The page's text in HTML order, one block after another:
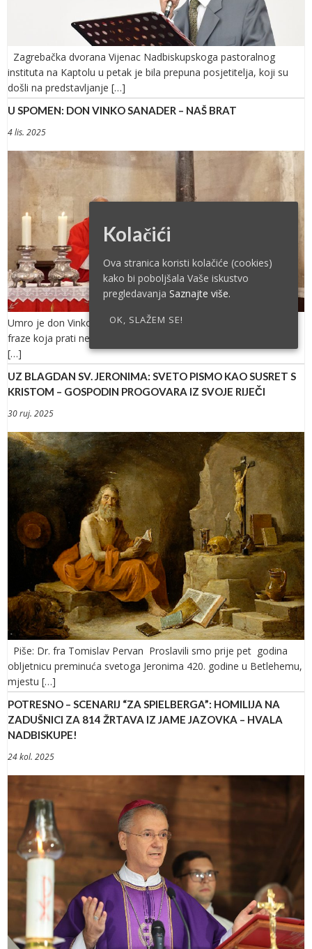
Zagrebačka dvorana Vijenac Nadbiskupskoga pastoralnog
instituta na Kaptolu u petak je bila prepuna posjetitelja, koji su
došli na predstavljanje […]
U SPOMEN: DON VINKO SANADER – NAŠ BRAT
4 lis. 2025
Umro je don Vinko Sanader. Iza te hladne konstatacije, gotovo
fraze koja prati neumitnu sudbinu čovjeka kao bića sazdana od
[…]
UZ BLAGDAN SV. JERONIMA: SVETO PISMO KAO SUSRET S
KRISTOM – GOSPODIN PROGOVARA IZ SVOJE RIJEČI
30 ruj. 2025
Piše: Dr. fra Tomislav Pervan Proslavili smo prije pet godina
obljetnicu preminuća svetoga Jeronima 420. godine u Betlehemu,
mjestu […]
POTRESNO – SCENARIJ “ZA SPIELBERGA”: HOMILIJA NA
ZADUŠNICI ZA 814 ŽRTAVA IZ JAME JAZOVKA – HVALA
NADBISKUPE!
24 kol. 2025
Kolačići
Ova stranica koristi kolačiće (cookies)
kako bi poboljšala Vaše iskustvo
pregledavanja Saznajte više.
OK, SLAŽEM SE!